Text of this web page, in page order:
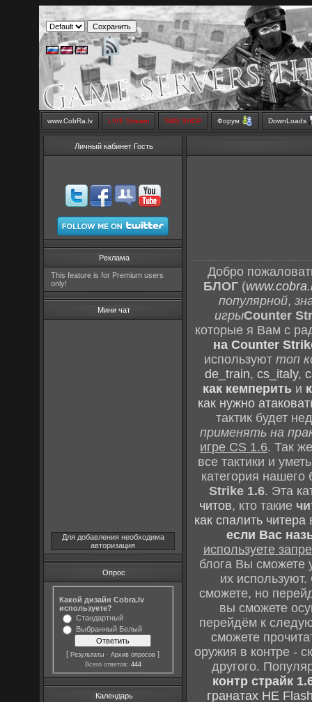
www.CobRa.lv LIVE Stream SMS SHOP Форум DownLoads
Личный кабинет Гость
Реклама
This feature is for Premium users
only!
Мини чат
Для добавления необходима
авторизация
Опрос
Какой дизайн Cobra.lv
используете?
Стандартный
Выбранный Белый
[Результаты ·Архив опросов ]
Всего ответов: 444
Календарь
Добро
БЛОГ(
популярной,
игрыCounter
которые я Вам с
на Counter
используют топ
de_train, cs_italy,
как кемперить и
как нужно
тактик будет
применять на
игре CS 1.6. Так
все тактики и
категория нашего
Strike 1.6. Эта
читов, кто такие
как спалить читера
если Вас
используете
блога Вы сможете
их
сможете, но
вы сможете
перейдём к
сможете
оружия в контре -
другого.
контр страйк
гранатах HE